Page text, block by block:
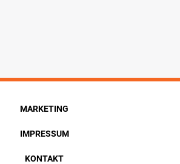
MARKETING
IMPRESSUM
KONTAKT